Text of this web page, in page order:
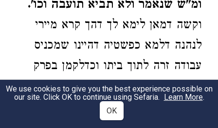
ומ"ש שנאמר ולא תביא תועבה וכו'.
וקשה דמאן לימא לך דהך קרא מיירי
לנהנה דלמא כפשטיה דהיינו שמכניס
עבודה זרה לתוך ביתו וכדלקמן בפרק
עשירי דין ד' עיי"ש:
7:3
We use cookies to give you the best experience possible on
our site. Click OK to continue using Sefaria. Learn More.
OK